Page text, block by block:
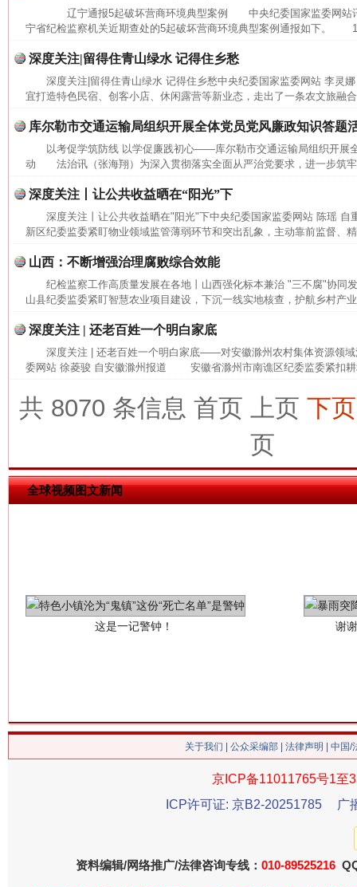
辽宁通报5起破坏营商环境典型案例 中央纪委国家监委网站
宁省纪检监察机关近期查处的5起破坏营商环境典型案例通报如下。
深度关注|留得住青山绿水 记得住乡愁
深度关注|留得住青山绿水 记得住乡愁中央纪委国家监委网站 李
宜打造特色民宿、创客小店、休闲露营等新业态，走出了一条农文旅融
库尔勒市交通运输局组织开展全体党员党风廉政知识答题
以考促学筑防线 以学促廉践初心——库尔勒市交通运输局组织开展
动 法治讯（张海翔）为深入贯彻落实全面从严治党要求，进一步筑
深度关注丨让公共收益晒在“阳光”下
深度关注丨让公共收益晒在"阳光"下中央纪委国家监委网站 陈瑶
新区纪委监委紧盯物业领域监管薄弱环节和突出乱象，主动靠前监督、
山西：不断增强治理腐败综合效能
纪检监察工作高质量发展在各地丨山西强化标本兼治 "三不腐"协同
山县纪委监委紧盯智慧农业项目建设，下沉一线实地核查，护航乡村产
深度关注 | 还老百姓一个明白家底
深度关注 | 还老百姓一个明白家底——对安徽滁州农村集体资源领
委网站 徐菱骏 自安徽滁州报道 安徽省滁州市南谯区纪委监委紧扣耕
共 8070 条信息 首页 上页 下页
页
全球视频图文新闻
网上购药对药下症？
这是一记警钟！ 谢
关于我们 公众采编部 法律声明 | 中国
京ICP备11011765号1至
ICP许可证: 京B2-20251785
广
资料编辑/网络推广/法律咨询专线： 010-89525216